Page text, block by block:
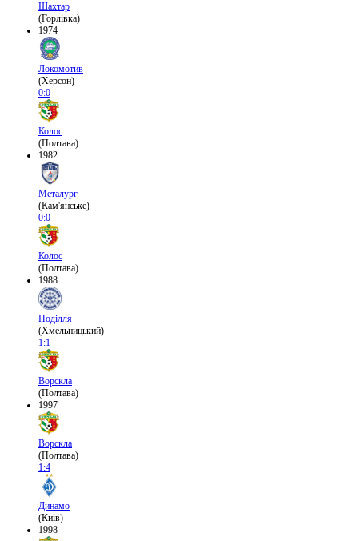
Шахтар
(Горлівка)
1974
Локомотив
(Херсон)
0:0
Колос
(Полтава)
1982
Металург
(Кам'янське)
0:0
Колос
(Полтава)
1988
Поділля
(Хмельницький)
1:1
Ворскла
(Полтава)
1997
Ворскла
(Полтава)
1:4
Динамо
(Київ)
1998